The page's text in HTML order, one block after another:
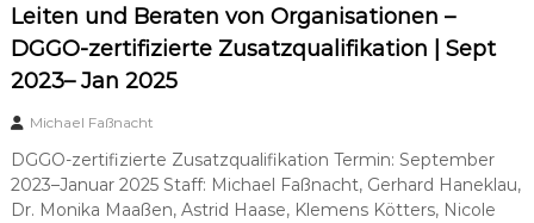
Leiten und Beraten von Organisationen –
DGGO-zertifizierte Zusatzqualifikation | Sept
2023– Jan 2025
Michael Faßnacht
DGGO-zertifizierte Zusatzqualifikation Termin: September
2023–Januar 2025 Staff: Michael Faßnacht, Gerhard Haneklau,
Dr. Monika Maaßen, Astrid Haase, Klemens Kötters, Nicole